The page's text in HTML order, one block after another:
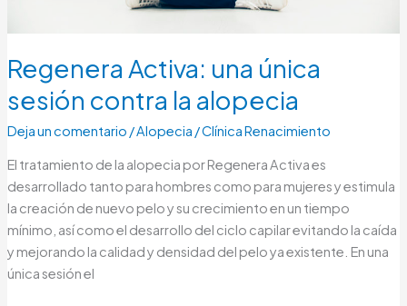
Regenera Activa: una única
sesión contra la alopecia
Deja un comentario /Alopecia /Clínica Renacimiento
El tratamiento de la alopecia por Regenera Activa es
desarrollado tanto para hombres como para mujeres y estimula
la creación de nuevo pelo y su crecimiento en un tiempo
mínimo, así como el desarrollo del ciclo capilar evitando la caída
y mejorando la calidad y densidad del pelo ya existente. En una
única sesión el